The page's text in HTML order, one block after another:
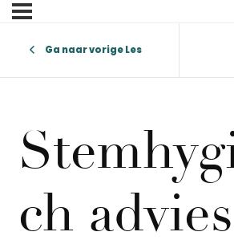
Ga naar vorige Les
ch